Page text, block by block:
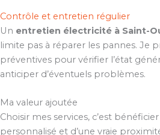
Contrôle et entretien régulier
Un entretien électricité à Saint-
limite pas à réparer les pannes. Je
préventives pour vérifier l’état
anticiper d’éventuels problèmes.
Ma valeur ajoutée
Choisir mes services, c’est
personnalisé et d’une vraie